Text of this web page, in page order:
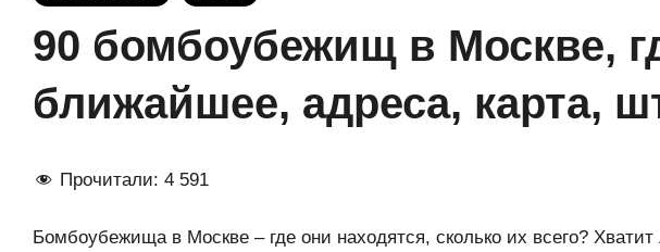
90 бомбоубежищ в Москве,
ближайшее, адреса, карта,
Прочитали: 4 591
Бомбоубежища в Москве – где они находятся, сколько их всего? Хватит